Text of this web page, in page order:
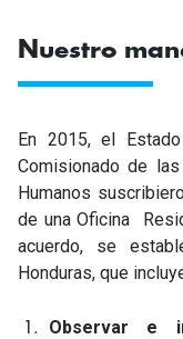
Nuestro
En 2015, el
Comisionado de
Humanos
de una Oficina
acuerdo, se
Honduras, que
Observar e